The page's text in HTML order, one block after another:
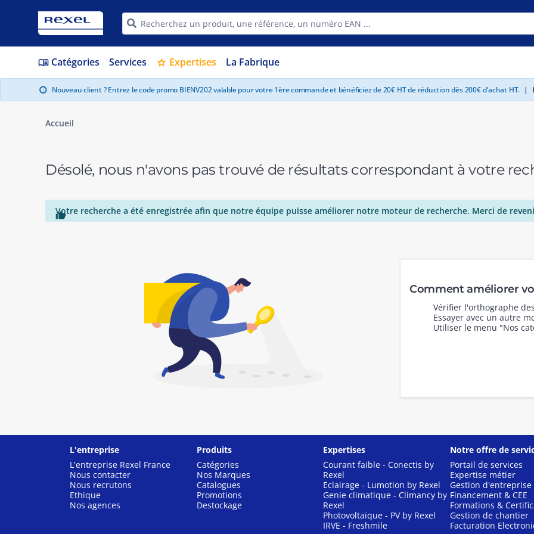
menu_book Catégories Services star Expertises La Fabrique
info Nouveau client ? Entrez le code promo BIENV202 valable pour votre 1ère commande et bénéficiez de 20€ HT de réduction dès 200€ d'achat HT. |
Accueil
Désolé, nous n'avons pas trouvé de résultats correspondant à votre

Votre recherche a été enregistrée afin que notre équipe puisse améliorer notre moteur de recherche. Merci de
Comment améliorer
Vérifier l'orthographe
Essayer avec un autre
Utiliser le menu "Nos
L'entreprise
L'entreprise Rexel France
Nous contacter
Nous recrutons
Ethique
Nos agences
Produits
Catégories
Nos Marques
Catalogues
Promotions
Destockage
Expertises
Courant faible - Conectis by
Rexel
Eclairage - Lumotion by Rexel
Genie climatique - Climancy by
Rexel
Photovoltaïque - PV by Rexel
IRVE - Freshmile
Notre offre de
Portail de services
Expertise métier
Gestion d'entreprise
Financement & CEE
Formations &
Gestion de chantier
Facturation